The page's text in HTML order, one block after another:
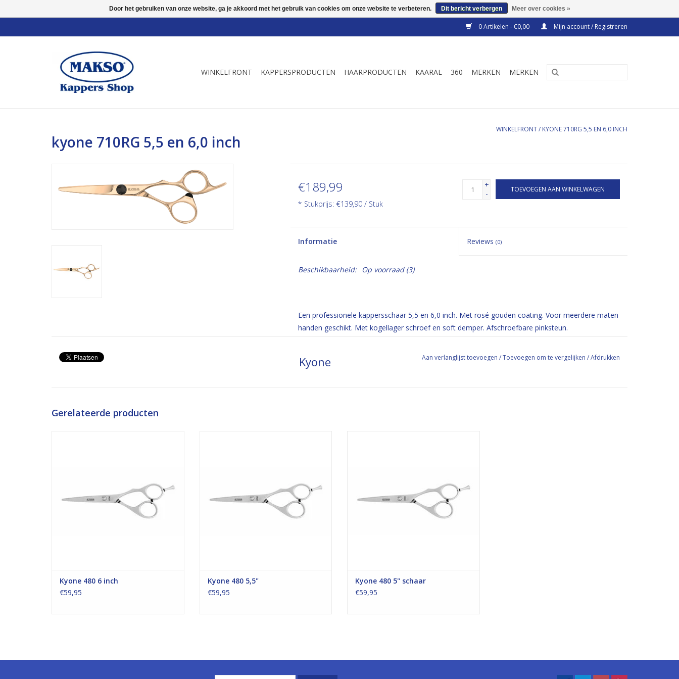
0 Artikelen - €0,00 Mijn account / Registreren
WINKELFRONT KAPPERSPRODUCTEN HAARPRODUCTEN KAARAL 360 MERKEN MERKEN
kyone 710RG 5,5 en 6,0 inch
WINKELFRONT/ KYONE 710RG 5,5 EN 6,0 INCH
€189,99
* Stukprijs: €139,90 / Stuk
+
-
TOEVOEGEN AAN WINKELWAGEN
Informatie Reviews(0)
Beschikbaarheid: Op voorraad(3)
Een professionele kappersschaar 5,5 en 6,0 inch. Met rosé gouden coating. Voor meerdere maten
handen geschikt. Met kogellager schroef en soft demper. Afschroefbare pinksteun.
Kyone Aan verlanglijst toevoegen /Toevoegen om te vergelijken /Afdrukken
Gerelateerde producten
Kyone 480 6 inch
€59,95
Kyone 480 5,5"
€59,95
Kyone 480 5" schaar
€59,95
Door het gebruiken van onze website, ga je akkoord met het gebruik van cookies om onze website te verbeteren. Dit bericht verbergen Meer over cookies »